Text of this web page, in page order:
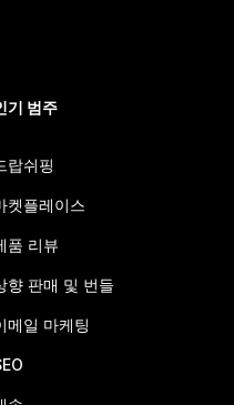
기 범주
랍쉬핑
켓플레이스
품 리뷰
향 판매 및 번들
메일 마케팅